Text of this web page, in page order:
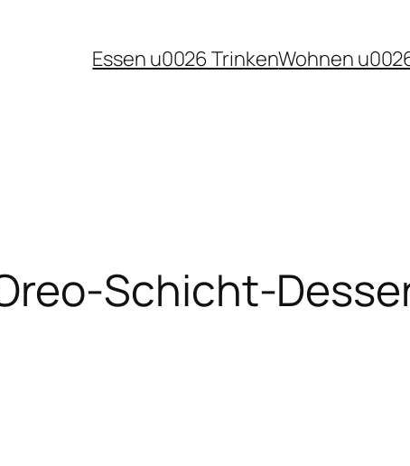
Essen u0026 TrinkenWohnen
Schicht-